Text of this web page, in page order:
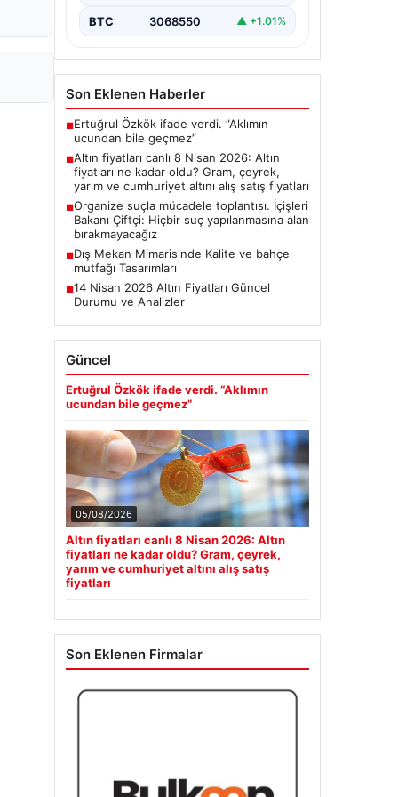
BTC 3068550 ▲ +1.01%
Son Eklenen Haberler
■Ertuğrul Özkök ifade verdi. “Aklımın
ucundan bile geçmez”
■Altın fiyatları canlı 8 Nisan 2026: Altın
fiyatları ne kadar oldu? Gram, çeyrek,
yarım ve cumhuriyet altını alış satış fiyatları
■Organize suçla mücadele toplantısı. İçişleri
Bakanı Çiftçi: Hiçbir suç yapılanmasına alan
bırakmayacağız
■Dış Mekan Mimarisinde Kalite ve bahçe
mutfağı Tasarımları
■14 Nisan 2026 Altın Fiyatları Güncel
Durumu ve Analizler
Güncel
Ertuğrul Özkök ifade verdi. “Aklımın
ucundan bile geçmez”
05/08/2026
Altın fiyatları canlı 8 Nisan 2026: Altın
fiyatları ne kadar oldu? Gram, çeyrek,
yarım ve cumhuriyet altını alış satış
fiyatları
Son Eklenen Firmalar